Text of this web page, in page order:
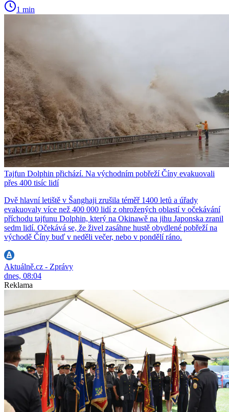
1 min
Tajfun Dolphin přichází. Na východním pobřeží Číny evakuovali
přes 400 tisíc lidí
Dvě hlavní letiště v Šanghaji zrušila téměř 1400 letů a úřady
evakuovaly více než 400 000 lidí z ohrožených oblastí v očekávání
příchodu tajfunu Dolphin, který na Okinawě na jihu Japonska zranil
sedm lidí. Očekává se, že živel zasáhne hustě obydlené pobřeží na
východě Číny buď v neděli večer, nebo v pondělí ráno.
Aktuálně.cz - Zprávy
dnes, 08:04
Reklama